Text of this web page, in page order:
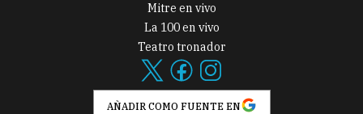
Mitre en vivo
La 100 en vivo
Teatro tronador
AÑADIR COMO FUENTE EN